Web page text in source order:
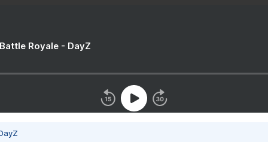
Royale - DayZ